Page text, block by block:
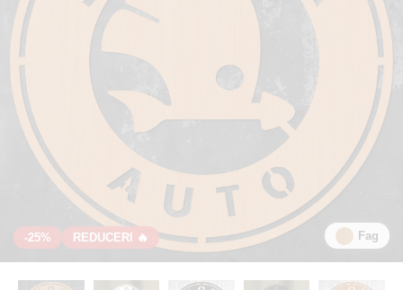
-25% REDUCERI 🔥 Fag